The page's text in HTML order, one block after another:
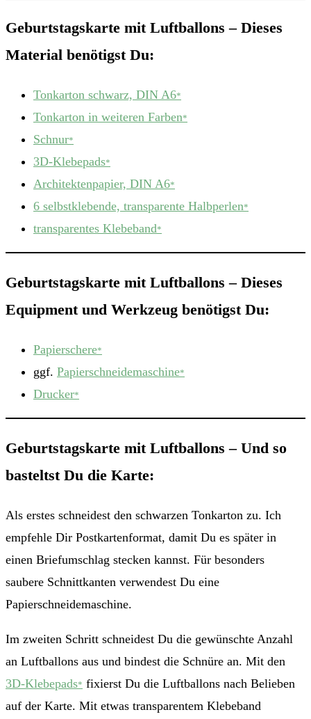
Geburtstagskarte mit Luftballons – Dieses
Material benötigst Du:
Tonkarton schwarz, DIN A6*
Tonkarton in weiteren Farben*
Schnur*
3D-Klebepads*
Architektenpapier, DIN A6*
6 selbstklebende, transparente Halbperlen*
transparentes Klebeband*
Geburtstagskarte mit Luftballons – Dieses
Equipment und Werkzeug benötigst Du:
Papierschere*
ggf. Papierschneidemaschine*
Drucker*
Geburtstagskarte mit Luftballons – Und so
basteltst Du die Karte:
Als erstes schneidest den schwarzen Tonkarton zu. Ich
empfehle Dir Postkartenformat, damit Du es später in
einen Briefumschlag stecken kannst. Für besonders
saubere Schnittkanten verwendest Du eine
Papierschneidemaschine.
Im zweiten Schritt schneidest Du die gewünschte Anzahl
an Luftballons aus und bindest die Schnüre an. Mit den
3D-Klebepads* fixierst Du die Luftballons nach Belieben
auf der Karte. Mit etwas transparentem Klebeband